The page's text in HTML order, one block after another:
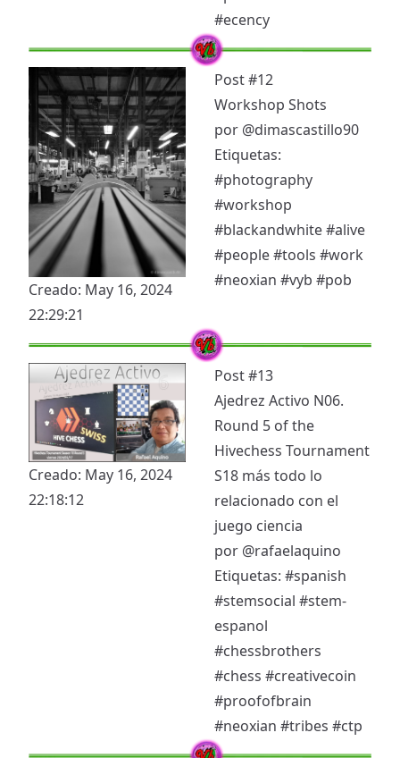
#ecency
Creado: May 16, 2024
22:29:21
Post #12
Workshop Shots
por @dimascastillo90
Etiquetas:
#photography
#workshop
#blackandwhite#alive
#people#tools #work
#neoxian #vyb #pob
Creado: May 16, 2024
22:18:12
Post #13
Ajedrez Activo N06.
Round 5 of the
Hivechess Tournament
S18 más todo lo
relacionado con el
juego ciencia
por @rafaelaquino
Etiquetas: #spanish
#stemsocial #stem-
espanol
#chessbrothers
#chess #creativecoin
#proofofbrain
#neoxian #tribes #ctp